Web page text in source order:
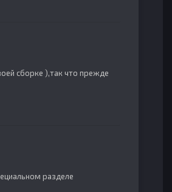
сборке ),так что прежде
разделе